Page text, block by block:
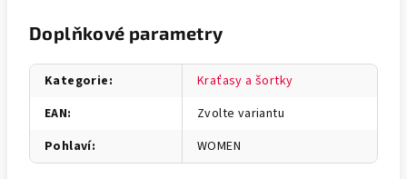
Doplňkové parametry
Kategorie:
Kraťasy a šortky
EAN:
Zvolte variantu
Pohlaví: WOMEN